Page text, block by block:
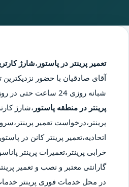
تعمیر پرینتر در پاستور ،شارژ
آقای صادقیان با حضور
شبانه روزی 24 ساعت حتی در روز های تعطیل، تعمیر پرینتر در محدوده پاستور،
پرینتر در منطقه پاستور ،شارژ
پرینتر،درخواست تعمیر
اتحادیه،تعمیر پرینتر کانن در
خرابی پرینتر،تعمیرات پرینتر
گارانتی معتبر و نصب و تعمیر
در محل خدمات فوری پرینتر